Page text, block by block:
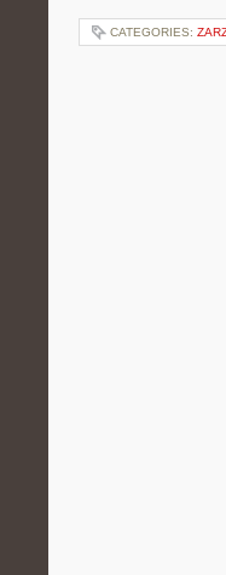
CATEGORIES: